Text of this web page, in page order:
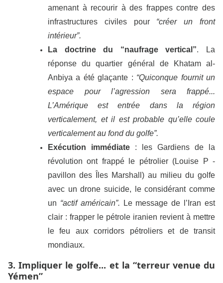
amenant à recourir à des frappes contre des
infrastructures civiles pour “créer un front
intérieur”.
La doctrine du “naufrage vertical”. La
réponse du quartier général de Khatam al-
Anbiya a été glaçante : “Quiconque fournit un
espace pour l’agression sera frappé...
L’Amérique est entrée dans la région
verticalement, et il est probable qu’elle coule
verticalement au fond du golfe”.
Exécution immédiate : les Gardiens de la
révolution ont frappé le pétrolier (Louise P -
pavillon des Îles Marshall) au milieu du golfe
avec un drone suicide, le considérant comme
un “actif américain”. Le message de l’Iran est
clair : frapper le pétrole iranien revient à mettre
le feu aux corridors pétroliers et de transit
mondiaux.
3. Impliquer le golfe... et la “terreur venue du
Yémen”